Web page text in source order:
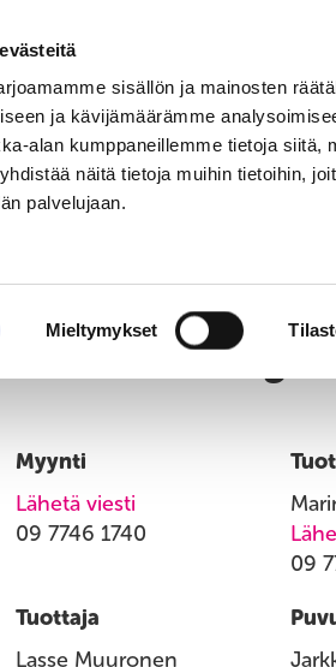
sisällön ja mainosten
ja kävijämäärämme
alan kumppaneillemme tietoja siitä,
näitä tietoja muihin tietoihin,
palvelujaan.
Mieltymykset
MUUT PALVELUT
Myynti
Lähetä viesti
09 7746 1740
09
Tuottaja
Lasse Muuronen